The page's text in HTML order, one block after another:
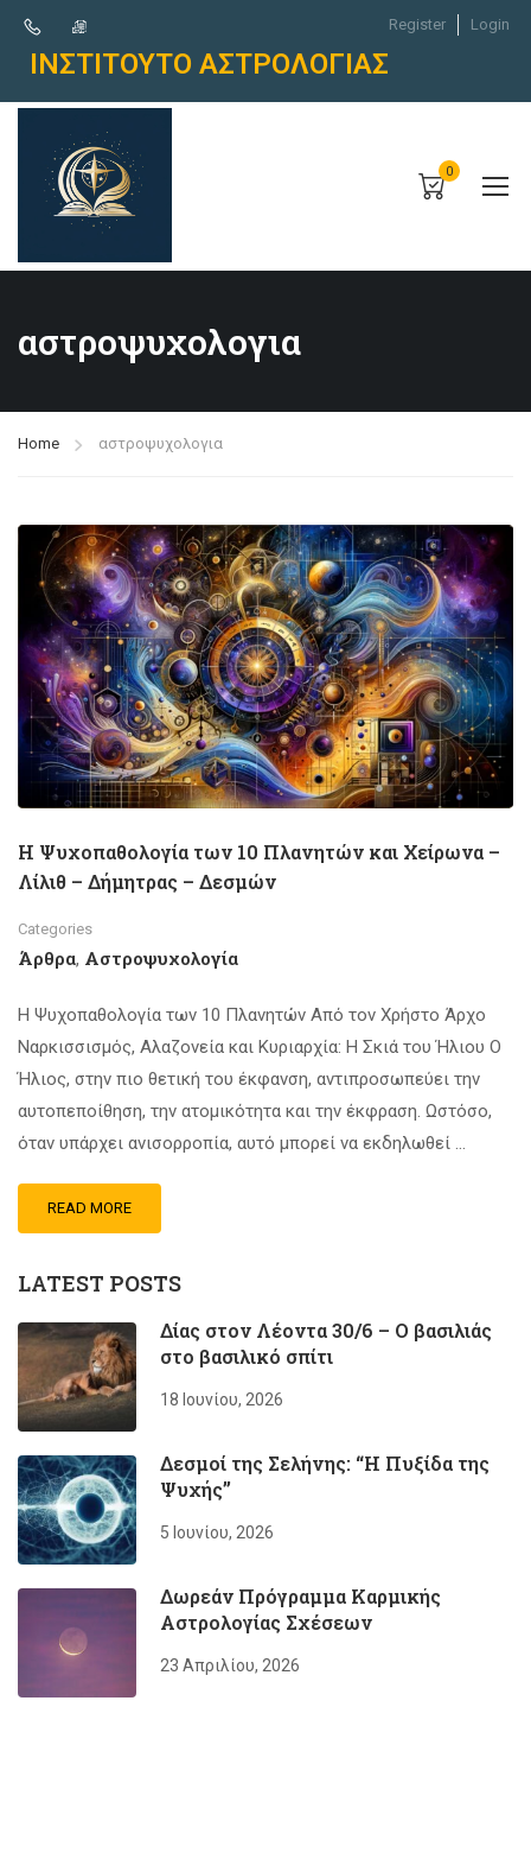
Register Login
ΙΝΣΤΙΤΟΥΤΟ ΑΣΤΡΟΛΟΓΙΑΣ
0
αστροψυχολογια
Home αστροψυχολογια
Η Ψυχοπαθολογία των 10 Πλανητών και Χείρωνα –
Λίλιθ – Δήμητρας – Δεσμών
Categories
Άρθρα, Αστροψυχολογία
Η Ψυχοπαθολογία των 10 Πλανητών Από τον Χρήστο Άρχο
Ναρκισσισμός, Αλαζονεία και Κυριαρχία: Η Σκιά του Ήλιου Ο
Ήλιος, στην πιο θετική του έκφανση, αντιπροσωπεύει την
αυτοπεποίθηση, την ατομικότητα και την έκφραση. Ωστόσο,
όταν υπάρχει ανισορροπία, αυτό μπορεί να εκδηλωθεί …
READ MORE
LATEST POSTS
Δίας στον Λέοντα 30/6 – Ο βασιλιάς
στο βασιλικό σπίτι
18 Ιουνίου, 2026
Δεσμοί της Σελήνης: “Η Πυξίδα της
Ψυχής”
5 Ιουνίου, 2026
Δωρεάν Πρόγραμμα Καρμικής
Αστρολογίας Σχέσεων
23 Απριλίου, 2026